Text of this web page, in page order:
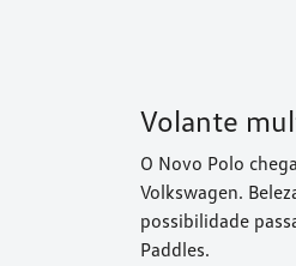
Volante
O Novo Polo
Volkswagen.
possibilidade
Paddles.